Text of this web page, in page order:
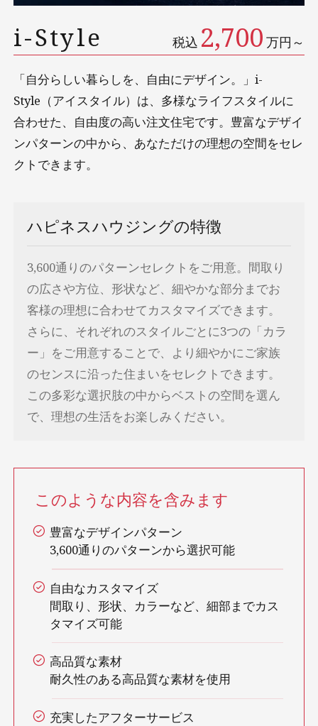
i-Style 税込 2,700 万円～
「自分らしい暮らしを、自由にデザイン。」i-
Style（アイスタイル）は、多様なライフスタイルに
合わせた、自由度の高い注文住宅です。豊富なデザイ
ンパターンの中から、あなただけの理想の空間をセレ
クトできます。
ハピネスハウジングの特徴
3,600通りのパターンセレクトをご用意。間取り
の広さや方位、形状など、細やかな部分までお
客様の理想に合わせてカスタマイズできます。
さらに、それぞれのスタイルごとに3つの「カラ
ー」をご用意することで、より細やかにご家族
のセンスに沿った住まいをセレクトできます。
この多彩な選択肢の中からベストの空間を選ん
で、理想の生活をお楽しみください。
このような内容を含みます
豊富なデザインパターン
3,600通りのパターンから選択可能
自由なカスタマイズ
間取り、形状、カラーなど、細部までカス
タマイズ可能
高品質な素材
耐久性のある高品質な素材を使用
充実したアフターサービス